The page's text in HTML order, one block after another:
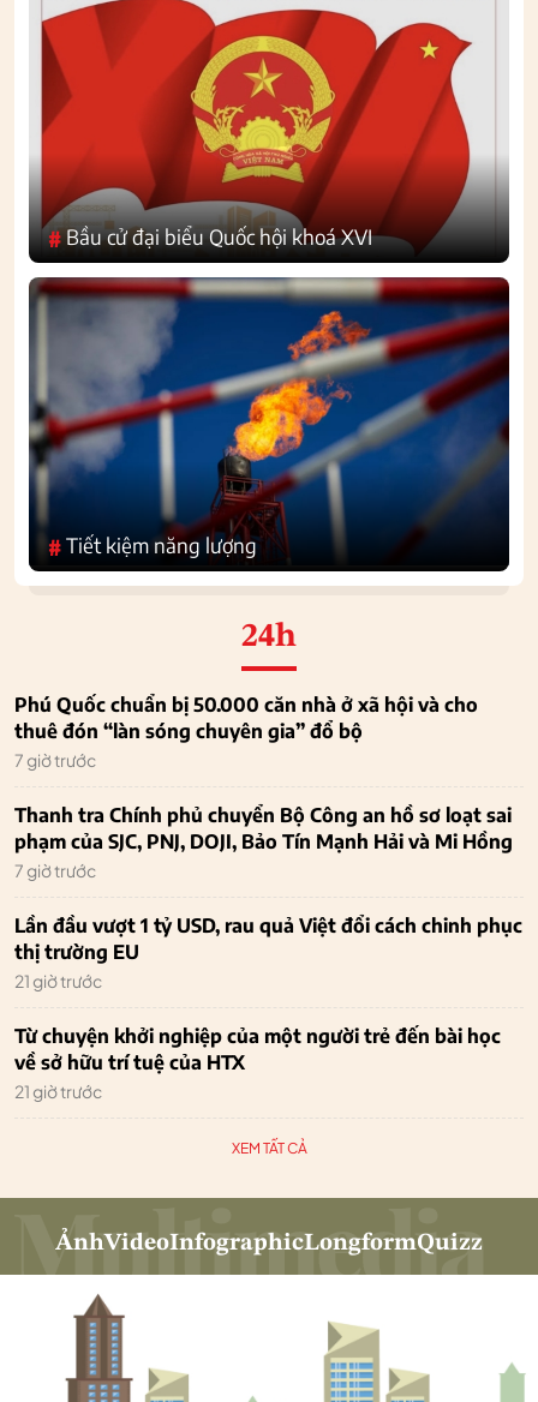
#Bầu cử đại biểu Quốc hội khoá XVI
#Tiết kiệm năng lượng
24h
Phú Quốc chuẩn bị 50.000 căn nhà ở xã hội và cho
thuê đón “làn sóng chuyên gia” đổ bộ
7 giờ trước
Thanh tra Chính phủ chuyển Bộ Công an hồ sơ loạt sai
phạm của SJC, PNJ, DOJI, Bảo Tín Mạnh Hải và Mi Hồng
7 giờ trước
Lần đầu vượt 1 tỷ USD, rau quả Việt đổi cách chinh phục
thị trường EU
21 giờ trước
Từ chuyện khởi nghiệp của một người trẻ đến bài học
về sở hữu trí tuệ của HTX
21 giờ trước
XEM TẤT CẢ
ẢnhVideoInfographicLongformQuizz